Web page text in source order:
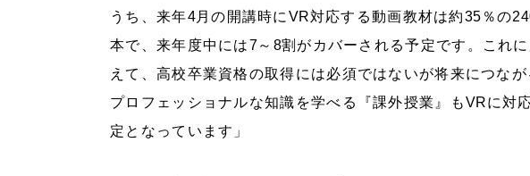
うち、来年4月の開講時に VR対応する動画教材は約35 ％の
本で、来年度中には7～ 8割がカバーされる予定です。これ
えて、高校卒業資格の取得には必須ではないが将来につな
プロフェッショナルな知識を学べる『課外授業』もVRに対
定となっています」